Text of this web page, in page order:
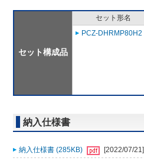
セット構成品
セット形名
PCZ-DHRMP80H2
納入仕様書
納入仕様書 (285KB) [2022/07/21]